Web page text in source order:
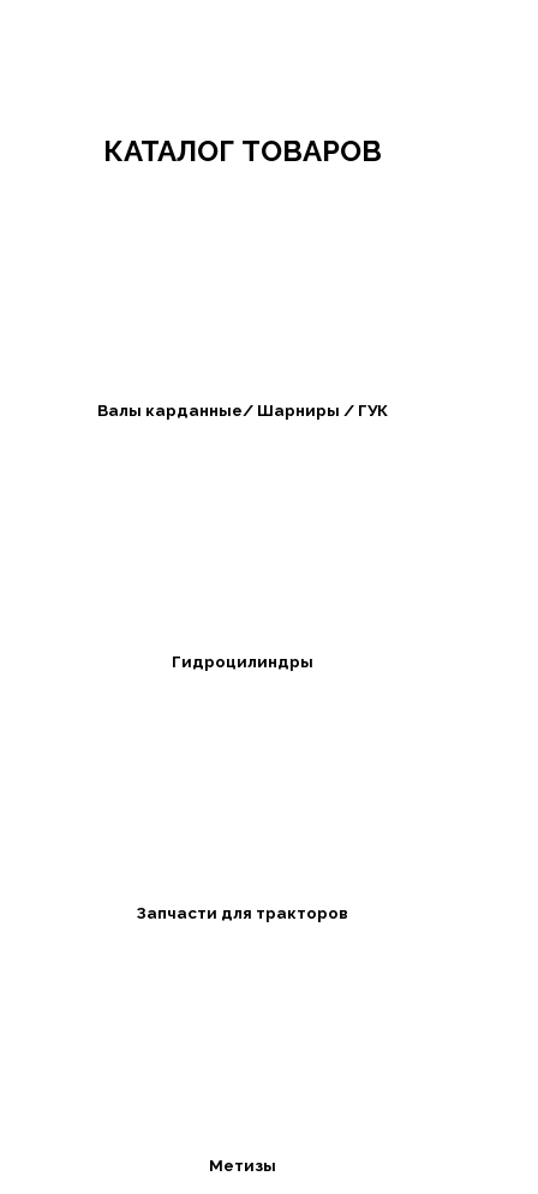
КАТАЛОГ ТОВАРОВ
Валы карданные/ Шарниры / ГУК
Гидроцилиндры
Запчасти для тракторов
Метизы